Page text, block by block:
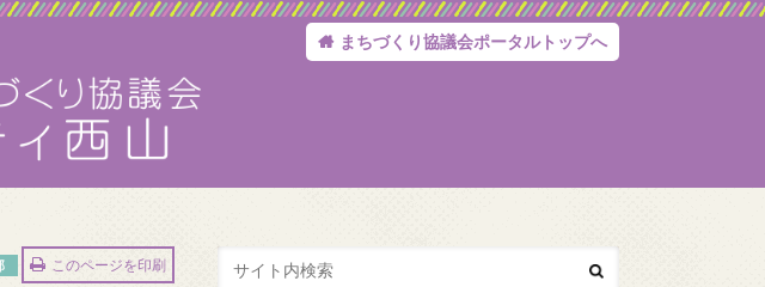
まちづくり協議会ポータルトップへ
このページを印刷